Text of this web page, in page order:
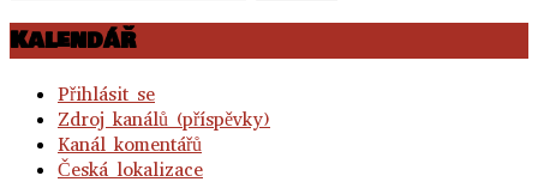
Kalendář
Přihlásit se
Zdroj kanálů (příspěvky)
Kanál komentářů
Česká lokalizace